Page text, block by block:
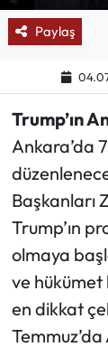
Paylaş
Trump’ın
Ankara’da
Başkanları
Trump’ın
olmaya
ve hükümet
en dikkat
Temmuz’da
BIK
Spor
Mektup
Sağlık
Turizm